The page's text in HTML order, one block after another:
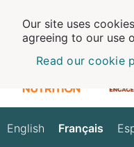
Français
English Français
Our site uses
agreeing to our use
Read our cookie